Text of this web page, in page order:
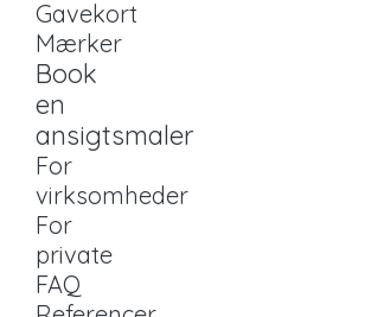
Gavekort
Mærker
Book
en
ansigtsmaler
For
virksomheder
For
private
FAQ